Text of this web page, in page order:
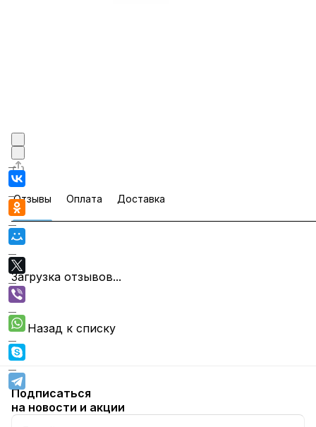
Отзывы Оплата Доставка
Загрузка отзывов...
Назад к списку
Подписаться
на новости и акции